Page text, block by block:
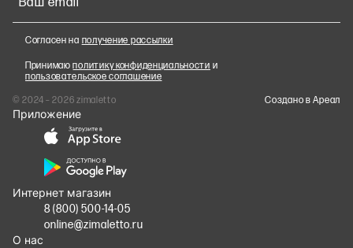
Согласен на получение рассылки
Принимаюполитику конфиденциальности и
пользовательское соглашение
© 2024 – 2026 zimaletto
Cоздано в Ареал
Приложение
Интернет магазин
8 (800) 500-14-05
online@zimaletto.ru
О нас